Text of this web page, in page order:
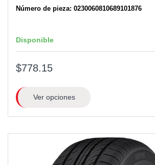
Número de pieza: 0230060810689101876
Disponible
$778.15
Ver opciones